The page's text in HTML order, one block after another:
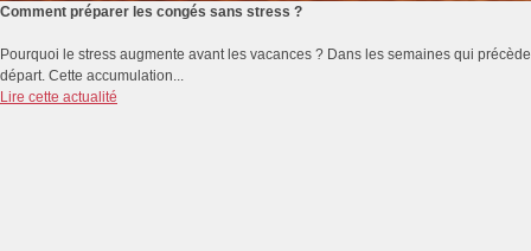
Comment préparer les congés sans stress ?
Pourquoi le stress augmente avant les vacances ? Dans les semaines qui
départ. Cette accumulation...
Lire cette actualité